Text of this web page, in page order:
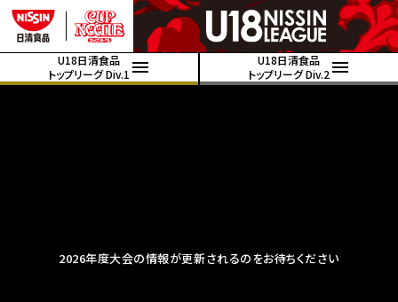
U18日清食品
トップリーグ Div.1
U18日清食品
トップリーグ Div.2
2026年度大会の情報が更新されるのをお待ちください